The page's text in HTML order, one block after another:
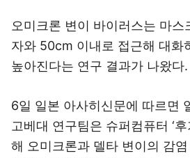
오미크론 변이 바이러스는 마스
자와 50cm 이내로 접근해 대화
높아진다는 연구 결과가 나왔다.
6일 일본 아사히신문에 따르면
고베대 연구팀은 슈퍼컴퓨터 ‘
해 오미크론과 델타 변이의 감